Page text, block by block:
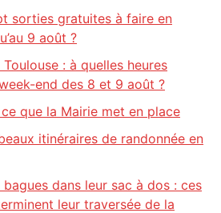
sorties gratuites à faire en
9 août ?
: à quelles heures
end des 8 et 9 août ?
que la Mairie met en place
itinéraires de randonnée en
dans leur sac à dos : ces
leur traversée de la